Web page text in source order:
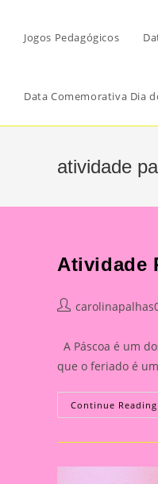
Jogos Pedagógicos
Data Comemorativa Dia
atividade
Atividade
Post
A Páscoa é um
que o feriado é
Continue Reading